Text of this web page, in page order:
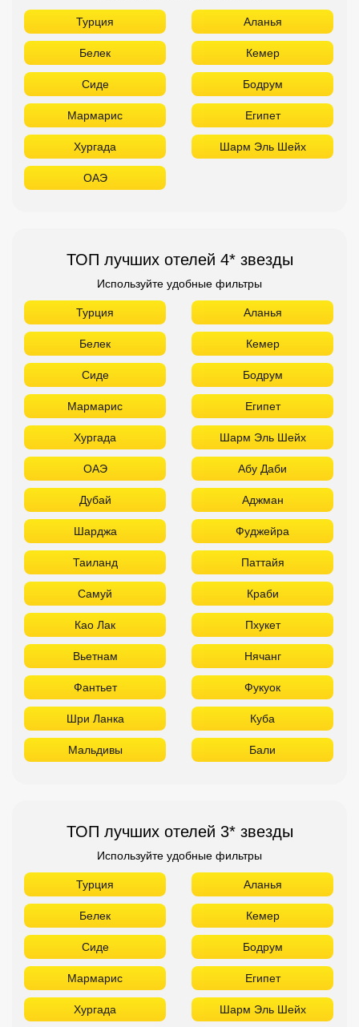
Турция Аланья
Белек Кемер
Сиде Бодрум
Мармарис Египет
Хургада Шарм Эль Шейх
ОАЭ
ТОП лучших отелей 4* звезды
Используйте удобные фильтры
Турция Аланья
Белек Кемер
Сиде Бодрум
Мармарис Египет
Хургада Шарм Эль Шейх
ОАЭ Абу Даби
Дубай Аджман
Шарджа Фуджейра
Таиланд Паттайя
Самуй Краби
Као Лак Пхукет
Вьетнам Нячанг
Фантьет Фукуок
Шри Ланка Куба
Мальдивы Бали
ТОП лучших отелей 3* звезды
Используйте удобные фильтры
Турция Аланья
Белек Кемер
Сиде Бодрум
Мармарис Египет
Хургада Шарм Эль Шейх